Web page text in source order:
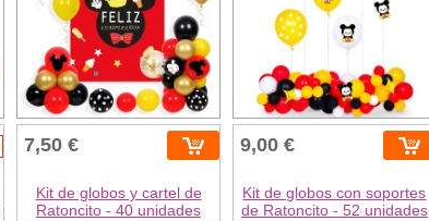
7,50 €
Kit de globos y cartel de
Ratoncito - 40 unidades
9,00 €
Kit de globos con soportes
de Ratoncito - 52 unidades